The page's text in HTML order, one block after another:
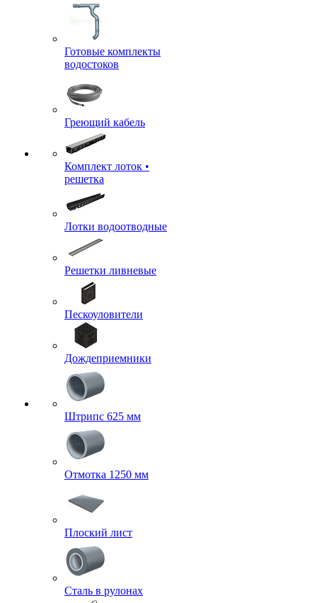
Готовые комплекты
водостоков
Греющий кабель
Комплект лоток •
решетка
Лотки водоотводные
Решетки ливневые
Пескоуловители
Дождеприемники
Штрипс 625 мм
Отмотка 1250 мм
Плоский лист
Сталь в рулонах